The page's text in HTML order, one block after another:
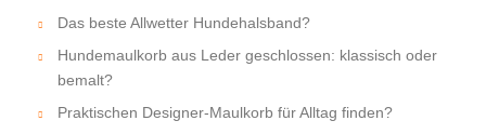
Das beste Allwetter Hundehalsband?
Hundemaulkorb aus Leder geschlossen: klassisch oder
bemalt?
Praktischen Designer-Maulkorb für Alltag finden?